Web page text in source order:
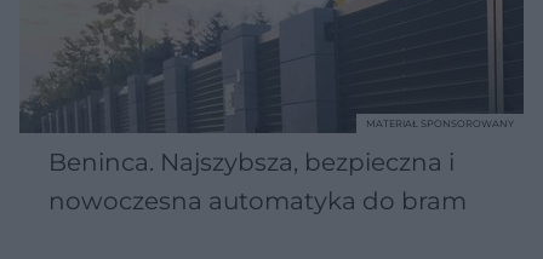
Beninca. Najszybsza, bezpieczna i
nowoczesna automatyka do bram
MATERIAŁ SPONSOROWANY